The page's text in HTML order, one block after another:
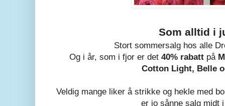
Som alltid i
Stort sommersalg hos alle
Og i år, som i fjor er det40% rabatt på
Cotton Light, Belle
Veldig mange liker å strikke og hekle med
er jo sånne salg midt